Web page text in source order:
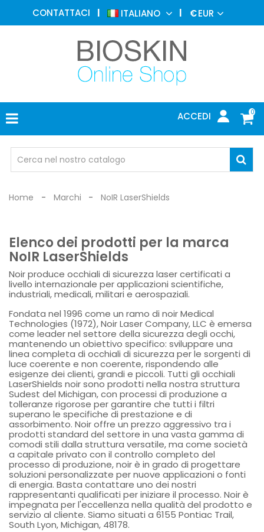
CONTATTACI ITALIANO €EUR
0
ACCEDI
MEDICINA
ESTETICA
DERMATOLOGIA
FOTOTERAPIA
ELETTROMEDICALI
MEDICO
OCCHIALI
DI
Home Marchi NoIR LaserShields
Elenco dei prodotti per la marca
NoIR LaserShields
Noir produce occhiali di sicurezza laser certificati a
livello internazionale per applicazioni scientifiche,
industriali, medicali, militari e aerospaziali.
Fondata nel 1996 come un ramo di noir Medical
Technologies (1972), Noir Laser Company, LLC è emersa
come leader nel settore della sicurezza degli occhi,
mantenendo un obiettivo specifico: sviluppare una
linea completa di occhiali di sicurezza per le sorgenti di
luce coerente e non coerente, rispondendo alle
esigenze dei clienti, grandi e piccoli. Tutti gli occhiali
LaserShields noir sono prodotti nella nostra struttura
Sudest del Michigan, con processi di produzione a
tolleranze rigorose per garantire che tutti i filtri
superano le specifiche di prestazione e di
assorbimento. Noir offre un prezzo aggressivo tra i
prodotti standard del settore in una vasta gamma di
comodi stili dalla struttura versatile, ma come società
a capitale privato con il controllo completo del
processo di produzione, noir è in grado di progettare
soluzioni personalizzate per nuove applicazioni o fonti
di energia. Basta contattare uno dei nostri
rappresentanti qualificati per iniziare il processo. Noir è
impegnata per l'eccellenza nella qualità del prodotto e
servizio al cliente. Siamo situati a 6155 Pontiac Trail,
South Lyon, Michigan, 48178.